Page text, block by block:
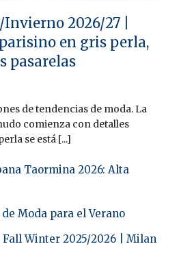
2026/27 |
en gris perla,
pasarelas
de tendencias de moda. La
comienza con detalles
se está [...]
Taormina 2026: Alta
Moda para el Verano
Winter 2025/2026 | Milan